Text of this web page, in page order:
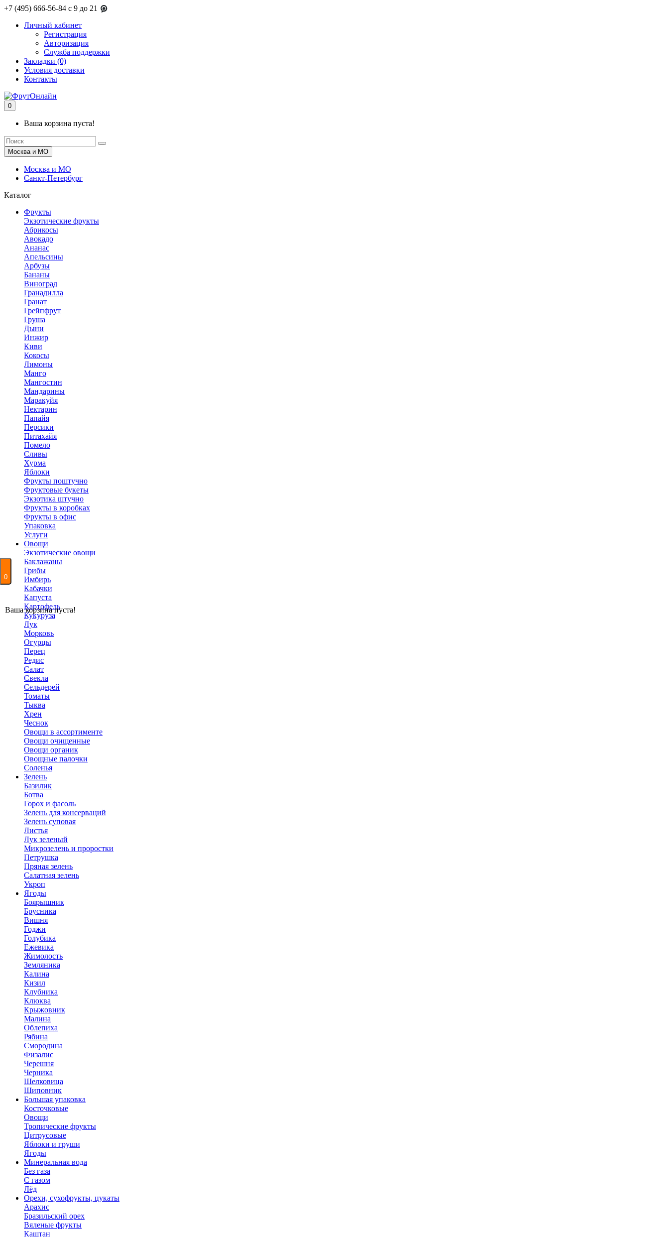
+7 (495) 666-56-84 c 9 до 21
Личный кабинет
Регистрация
Авторизация
Служба поддержки
Закладки (0)
Условия доставки
Контакты
0
Ваша корзина пуста!
0
Ваша корзина пуста!
Москва и МО
Москва и МО
Санкт-Петербург
Каталог
Фрукты
Экзотические фрукты
Абрикосы
Авокадо
Ананас
Апельсины
Арбузы
Бананы
Виноград
Гранадилла
Гранат
Грейпфрут
Груша
Дыни
Инжир
Киви
Кокосы
Лимоны
Манго
Мангостин
Мандарины
Маракуйя
Нектарин
Папайя
Персики
Питахайя
Помело
Сливы
Хурма
Яблоки
Фрукты поштучно
Фруктовые букеты
Экзотика штучно
Фрукты в коробках
Фрукты в офис
Упаковка
Услуги
Овощи
Экзотические овощи
Баклажаны
Грибы
Имбирь
Кабачки
Капуста
Картофель
Кукуруза
Лук
Морковь
Огурцы
Перец
Редис
Салат
Свекла
Сельдерей
Томаты
Тыква
Хрен
Чеснок
Овощи в ассортименте
Овощи очищенные
Овощи органик
Овощные палочки
Соленья
Зелень
Базилик
Ботва
Горох и фасоль
Зелень для консерваций
Зелень суповая
Листья
Лук зеленый
Микрозелень и проростки
Петрушка
Пряная зелень
Салатная зелень
Укроп
Ягоды
Боярышник
Брусника
Вишня
Годжи
Голубика
Ежевика
Жимолость
Земляника
Калина
Кизил
Клубника
Клюква
Крыжовник
Малина
Облепиха
Рябина
Смородина
Физалис
Черешня
Черника
Шелковица
Шиповник
Большая упаковка
Косточковые
Овощи
Тропические фрукты
Цитрусовые
Яблоки и груши
Ягоды
Минеральная вода
Без газа
С газом
Лёд
Орехи, сухофрукты, цукаты
Арахис
Бразильский орех
Вяленые фрукты
Каштан